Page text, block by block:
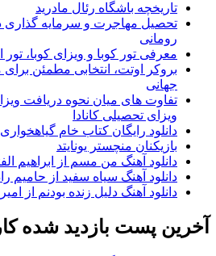
تاریخچه باشگاه رئال مادرید
تحصیل مهاجرت و سرمایه گذاری
رومانی
معرفی تور کوبا و ویزای کوبا،
بروکر اوتت، انتخابی مطمئن برای
جهانی
تفاوت های میان نحوه دریافت
ویزای تحصیلی کانادا
دانلود رایگان کتاب خام گیاهخواری
بازیکنان منچستر یونایتد
دانلود آهنگ من مسم از ابراهیم
دانلود آهنگ سیاه سفید از حامیم
دانلود آهنگ دلیل زنده بودنم از امیر
پست بازدید شده